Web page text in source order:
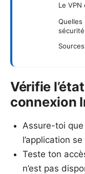
Le
Quelles
Vérifie
connexion
Assure-toi
l’application
Teste ton
n’est pas